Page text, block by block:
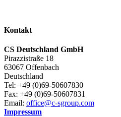
Kontakt
CS Deutschland GmbH
Pirazzistraße 18
63067 Offenbach
Deutschland
Tel: +49 (0)69-50607830
Fax: +49 (0)69-50607831
Email: office@c-sgroup.com
Impressum